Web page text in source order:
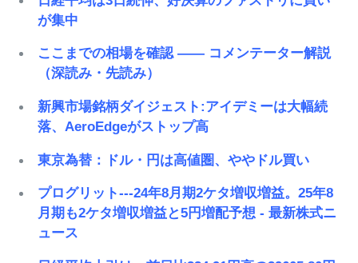
が集中
ここまでの相場を確認 ―― コメンテーター解説
（深読み・先読み）
新興市場銘柄ダイジェスト:アイデミーは大幅続
落、AeroEdgeがストップ高
東京為替：ドル・円は高値圏、ややドル買い
プログリット---24年8月期2ケタ増収増益。25年8
月期も2ケタ増収増益と5円増配予想 - 最新株式ニ
ュース